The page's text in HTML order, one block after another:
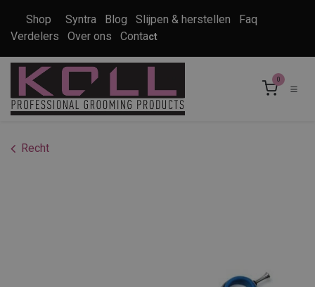
Shop Syntra Blog Slijpen & herstellen
Faq
Verdelers
Over ons Contact
0
Recht